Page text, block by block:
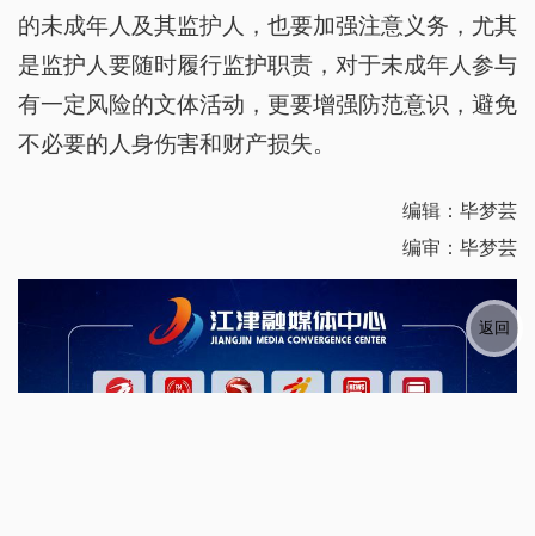
的未成年人及其监护人，也要加强注意义务，尤其
是监护人要随时履行监护职责，对于未成年人参与
有一定风险的文体活动，更要增强防范意识，避免
不必要的人身伤害和财产损失。
编辑：毕梦芸
编审：毕梦芸